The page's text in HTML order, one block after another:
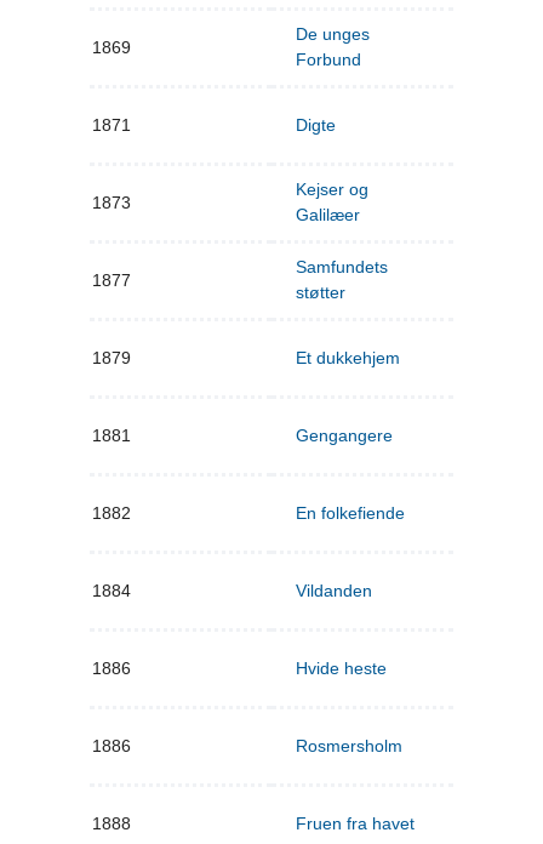
1869
De unges
Forbund
1871 Digte
1873
Kejser og
Galilæer
1877
Samfundets
støtter
1879 Et dukkehjem
1881 Gengangere
1882 En folkefiende
1884 Vildanden
1886 Hvide heste
1886 Rosmersholm
1888 Fruen fra havet